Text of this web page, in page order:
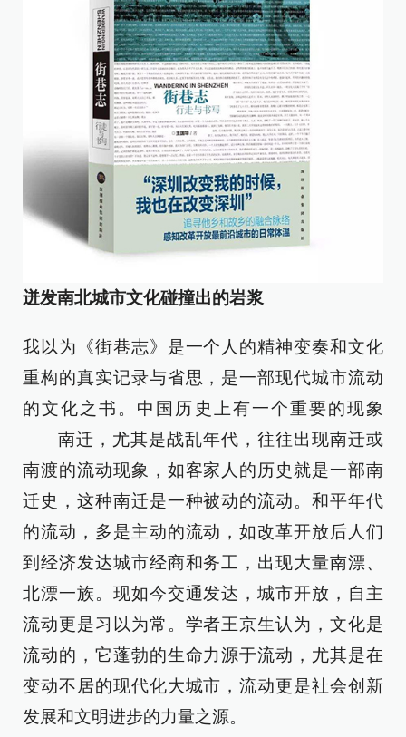
迸发南北城市文化碰撞出的岩浆
我以为《街巷志》是一个人的精神变奏和文化
重构的真实记录与省思，是一部现代城市流动
的文化之书。中国历史上有一个重要的现象
——南迁，尤其是战乱年代，往往出现南迁或
南渡的流动现象，如客家人的历史就是一部南
迁史，这种南迁是一种被动的流动。和平年代
的流动，多是主动的流动，如改革开放后人们
到经济发达城市经商和务工，出现大量南漂、
北漂一族。现如今交通发达，城市开放，自主
流动更是习以为常。学者王京生认为，文化是
流动的，它蓬勃的生命力源于流动，尤其是在
变动不居的现代化大城市，流动更是社会创新
发展和文明进步的力量之源。